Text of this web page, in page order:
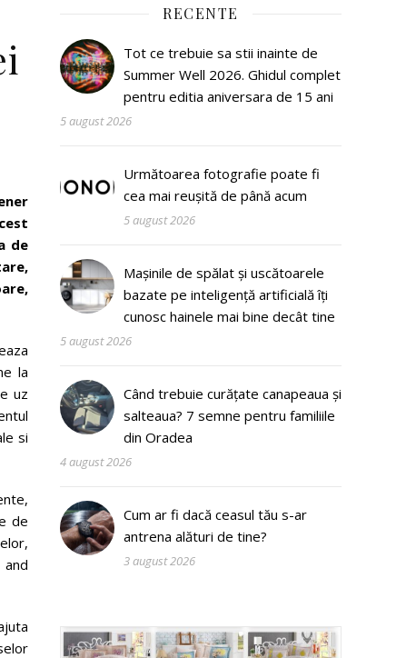
de
la
uz
si
de
RECENTE
Tot ce trebuie sa stii inainte de
Summer Well 2026. Ghidul complet
pentru editia aniversara de 15 ani
5 august 2026
Următoarea fotografie poate fi
cea mai reușită de până acum
5 august 2026
Mașinile de spălat și uscătoarele
bazate pe inteligență artificială îți
cunosc hainele mai bine decât tine
5 august 2026
Când trebuie curățate canapeaua și
salteaua? 7 semne pentru familiile
din Oradea
4 august 2026
Cum ar fi dacă ceasul tău s-ar
antrena alături de tine?
3 august 2026